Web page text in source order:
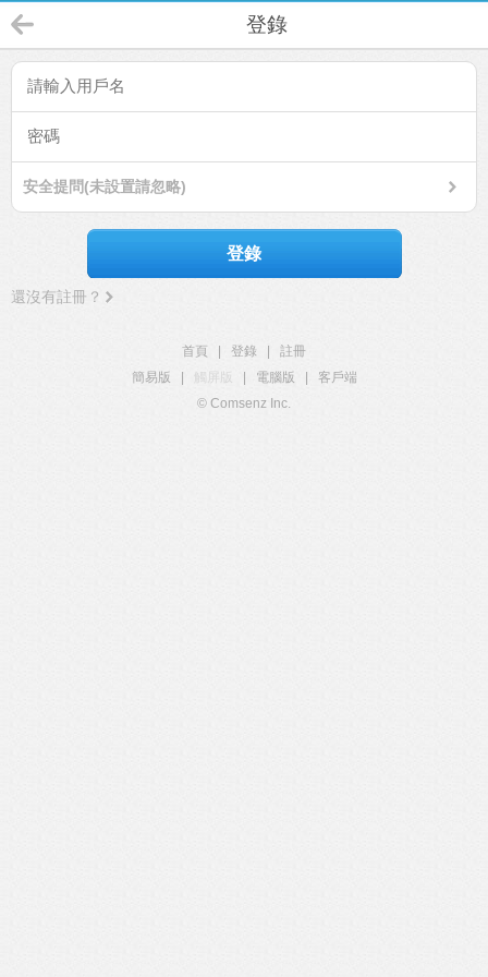
登錄
安全提問(未設置請忽略)
登錄
還沒有註冊？
首頁 登錄
註冊
簡易版
觸屏版 電腦版
客戶端
© Comsenz Inc.